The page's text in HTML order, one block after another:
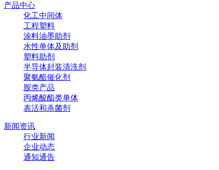
产品中心
化工中间体
工程塑料
涂料油墨助剂
水性单体及助剂
塑料助剂
半导体封装清洗剂
聚氨酯催化剂
胺类产品
丙烯酸酯类单体
表活和杀菌剂
新闻资讯
行业新闻
企业动态
通知通告